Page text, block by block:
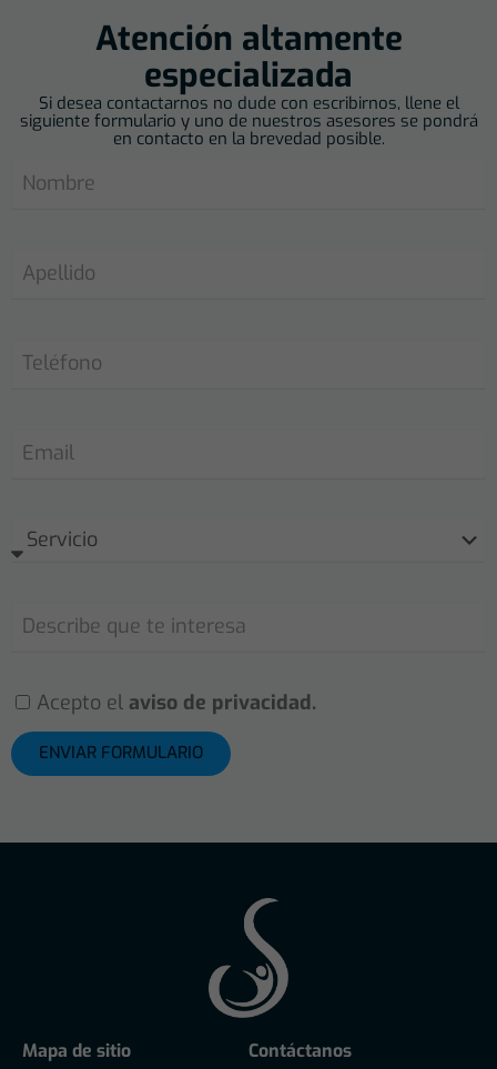
Atención altamente
especializada
Si desea contactarnos no dude con escribirnos, llene el
siguiente formulario y uno de nuestros asesores se pondrá
en contacto en la brevedad posible.
Acepto el aviso de privacidad.
ENVIAR FORMULARIO
Mapa de sitio Contáctanos